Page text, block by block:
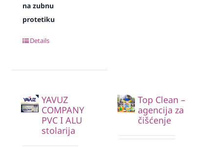
na zubnu
protetiku
Details
YAVUZ
COMPANY
PVC I ALU
stolarija
Top Clean –
agencija za
čišćenje